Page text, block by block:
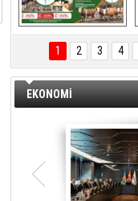
ÖNAL TARIM
TANITIM FİLMİ
1 2 3 4
EKONOMİ